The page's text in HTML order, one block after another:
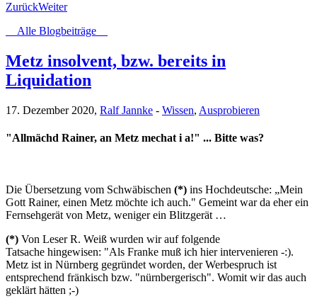
ZurückWeiter
Alle Blogbeiträge
Metz insolvent, bzw. bereits in
Liquidation
17. Dezember 2020, Ralf Jannke - Wissen, Ausprobieren
"Allmächd Rainer, an Metz mechat i a!" ... Bitte was?
Die Übersetzung vom Schwäbischen (*) ins Hochdeutsche: „Mein
Gott Rainer, einen Metz möchte ich auch." Gemeint war da eher ein
Fernsehgerät von Metz, weniger ein Blitzgerät …
(*) Von Leser R. Weiß wurden wir auf folgende
Tatsache hingewisen: "Als Franke muß ich hier intervenieren -:).
Metz ist in Nürnberg gegründet worden, der Werbespruch ist
entsprechend fränkisch bzw. "nürnbergerisch". Womit wir das auch
geklärt hätten ;-)